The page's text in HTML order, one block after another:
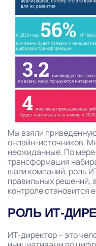
Мы взяли
онлайн-источников.
неожиданные. По мере
трансформация
шаги компаний, роль
правильных решений,
контроле становится
РОЛЬ ИТ-
ИТ-директор – это